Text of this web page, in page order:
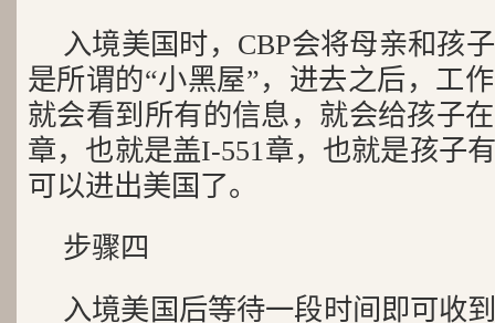
入境美国时，CBP会将母亲和孩
是所谓的“小黑屋”，进去之后，工
就会看到所有的信息，就会给孩子
章，也就是盖I-551章，也就是孩子
可以进出美国了。
步骤四
入境美国后等待一段时间即可收